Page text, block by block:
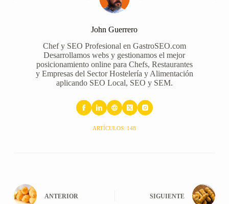
John Guerrero
Chef y SEO Profesional en GastroSEO.com
Desarrollamos webs y gestionamos el mejor
posicionamiento online para Chefs, Restaurantes
y Empresas del Sector Hostelería y Alimentación
aplicando SEO Local, SEO y SEM.
ARTÍCULOS: 148
ANTERIOR SIGUIENTE